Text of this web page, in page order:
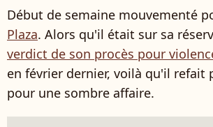
Début de semaine mouvementé
Plaza. Alors qu'il était sur sa
verdict de son procès pour
en février dernier, voilà qu'il refait
pour une sombre affaire.